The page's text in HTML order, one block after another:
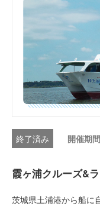
開催期
霞ヶ浦クルーズ&
茨城県土浦港から船に